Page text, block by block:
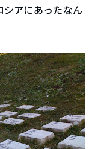
シアにあったなん